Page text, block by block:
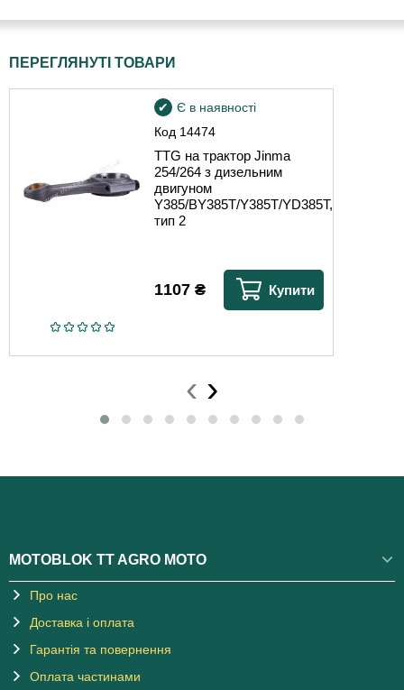
ПЕРЕГЛЯНУТІ ТОВАРИ
Код 14474
Є в наявності
TTG на трактор Jinma
254/264 з дизельним
двигуном
Y385/BY385T/Y385T/YD385T,
тип 2
1107 ₴ Купити
‹ ›
MOTOBLOK TT AGRO MOTO
Про нас
Доставка і оплата
Гарантія та повернення
Оплата частинами